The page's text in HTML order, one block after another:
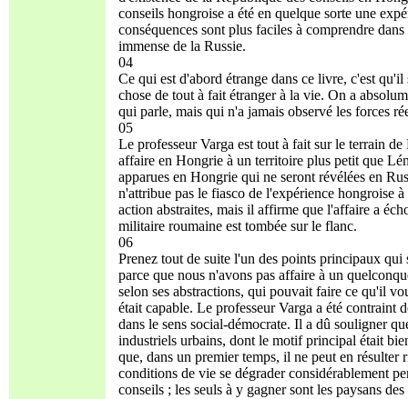
conseils hongroise a été en quelque sorte une
conséquences sont plus faciles à comprendre
immense de la Russie.
04
Ce qui est d'abord étrange dans ce livre, c'est
chose de tout à fait étranger à la vie. On a
qui parle, mais qui n'a jamais observé les forces
05
Le professeur Varga est tout à fait sur le terrain
affaire en Hongrie à un territoire plus petit que
apparues en Hongrie qui ne seront révélées en
n'attribue pas le fiasco de l'expérience hongroise
action abstraites, mais il affirme que l'affaire a
militaire roumaine est tombée sur le flanc.
06
Prenez tout de suite l'un des points principaux
parce que nous n'avons pas affaire à un
selon ses abstractions, qui pouvait faire ce qu'il
était capable. Le professeur Varga a été contraint
dans le sens social-démocrate. Il a dû souligner
industriels urbains, dont le motif principal était
que, dans un premier temps, il ne peut en
conditions de vie se dégrader considérablement
conseils ; les seuls à y gagner sont les paysans